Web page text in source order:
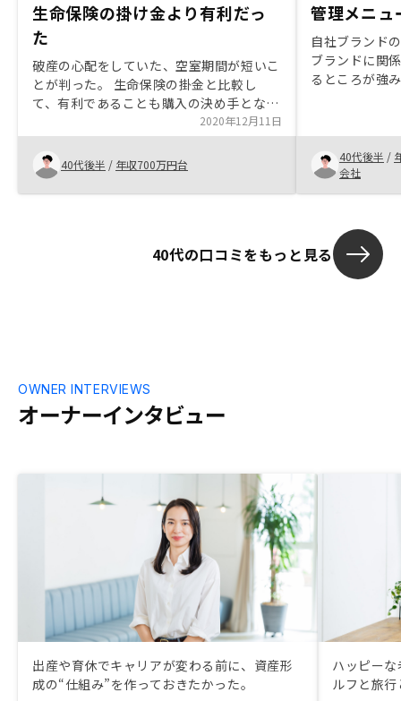
生命保険の掛け金より有利だっ
た
破産の心配をしていた、空室期間が短いこ
とが判った。 生命保険の掛金と比較し
て、有利であることも購入の決め手となっ
た。確定申告用に、経費を管理する方法を
教えてもらったり、アプリで管理出来るよ
うになると嬉しいです。
2020年12月11日
40代後半 / 年収700万円台
管理メニュ
自社ブランド
ブランドに関
るところが強
管理メニュー
40代後半 /
会社
40代の口コミをもっと見る
オーナーインタビュー
OWNER INTERVIEWS
出産や育休でキャリアが変わる前に、資産形
成の“仕組み”を作っておきたかった。
ハッピー
ルフと旅